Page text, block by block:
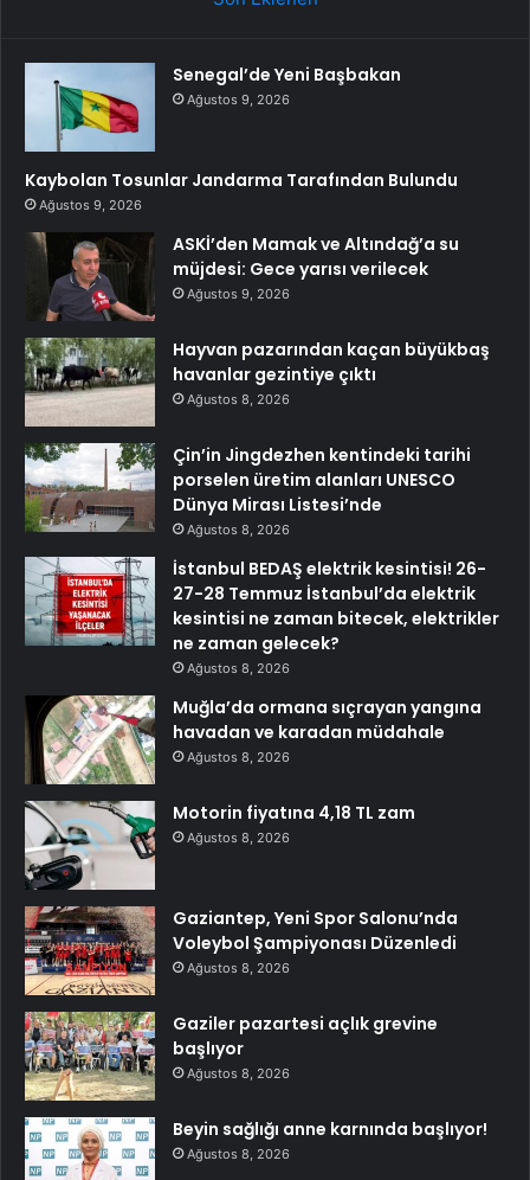
Senegal’de Yeni Başbakan
Ağustos 9, 2026
Kaybolan Tosunlar Jandarma Tarafından Bulundu
Ağustos 9, 2026
ASKİ’den Mamak ve Altındağ’a su
müjdesi: Gece yarısı verilecek
Ağustos 9, 2026
Hayvan pazarından kaçan büyükbaş
havanlar gezintiye çıktı
Ağustos 8, 2026
Çin’in Jingdezhen kentindeki tarihi
porselen üretim alanları UNESCO
Dünya Mirası Listesi’nde
Ağustos 8, 2026
İstanbul BEDAŞ elektrik kesintisi! 26-
27-28 Temmuz İstanbul’da elektrik
kesintisi ne zaman bitecek, elektrikler
ne zaman gelecek?
Ağustos 8, 2026
Muğla’da ormana sıçrayan yangına
havadan ve karadan müdahale
Ağustos 8, 2026
Motorin fiyatına 4,18 TL zam
Ağustos 8, 2026
Gaziantep, Yeni Spor Salonu’nda
Voleybol Şampiyonası Düzenledi
Ağustos 8, 2026
Gaziler pazartesi açlık grevine
başlıyor
Ağustos 8, 2026
Beyin sağlığı anne karnında başlıyor!
Ağustos 8, 2026